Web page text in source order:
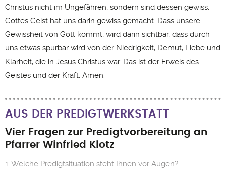
Christus nicht im Ungefähren, sondern sind dessen gewiss.
Gottes Geist hat uns darin gewiss gemacht. Dass unsere
Gewissheit von Gott kommt, wird darin sichtbar, dass durch
uns etwas spürbar wird von der Niedrigkeit, Demut, Liebe und
Klarheit, die in Jesus Christus war. Das ist der Erweis des
Geistes und der Kraft. Amen.
AUS DER PREDIGTWERKSTATT
Vier Fragen zur Predigtvorbereitung an
Pfarrer Winfried Klotz
1. Welche Predigtsituation steht Ihnen vor Augen?